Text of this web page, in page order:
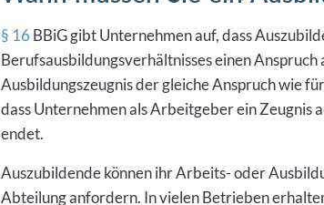
§ 16 BBiG gibt Unternehmen auf, dass
Berufsausbildungsverhältnisses einen
Ausbildungszeugnis der gleiche Anspruch wie
dass Unternehmen als Arbeitgeber ein Zeugnis
endet.
Auszubildende können ihr Arbeits- oder
Abteilung anfordern. In vielen Betrieben